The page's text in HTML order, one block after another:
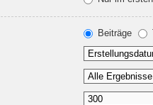
Beiträge